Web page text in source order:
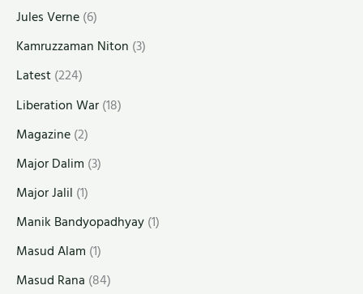
Jules Verne(6)
Kamruzzaman Niton (3)
Latest(224)
Liberation War(18)
Magazine(2)
Major Dalim (3)
Major Jalil (1)
Manik Bandyopadhyay(1)
Masud Alam (1)
Masud Rana (84)